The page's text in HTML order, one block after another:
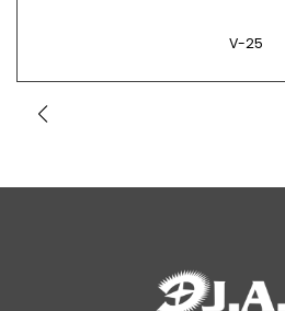
V-25